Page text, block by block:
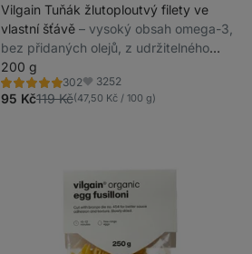
Vilgain Tuňák žlutoploutvý filety ve
vlastní šťávě ⁠–⁠ vysoký obsah omega-3,
bez přidaných olejů, z udržitelného
rybolovu
200 g
302
Hodnocení
4.9/5,
302
Oblíbené
3252
95 Kč119 Kč(47,50 Kč / 100 g)